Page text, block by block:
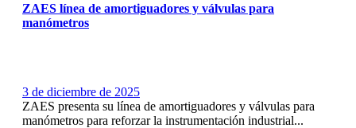
ZAES línea de amortiguadores y válvulas para
manómetros
3 de diciembre de 2025
ZAES presenta su línea de amortiguadores y válvulas para
manómetros para reforzar la instrumentación industrial...